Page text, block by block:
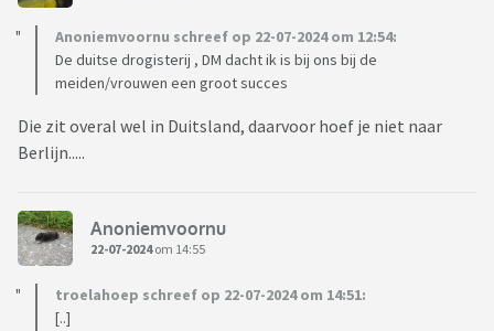
Anoniemvoornu schreef op 22-07-2024 om 12:54:
De duitse drogisterij , DM dacht ik is bij ons bij de
meiden/vrouwen een groot succes
Die zit overal wel in Duitsland, daarvoor hoef je niet naar
Berlijn.....
Anoniemvoornu
22-07-2024om 14:55
troelahoep schreef op 22-07-2024 om 14:51:
[..]